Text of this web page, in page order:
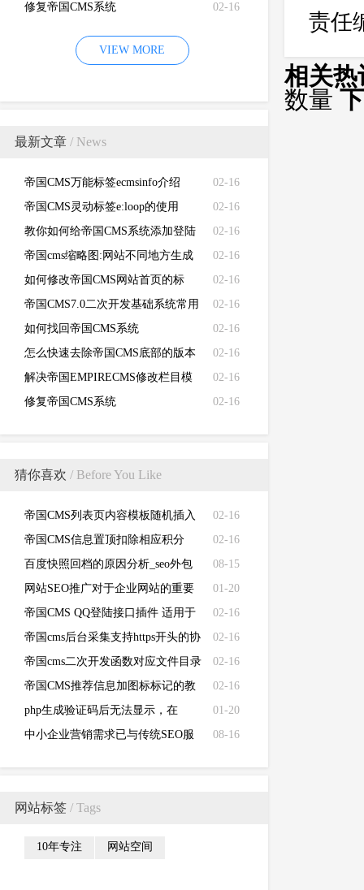
版不生效的问题
02-16
修复帝国CMS系统
VIEW MORE
最新文章 / News
02-16
帝国CMS万能标签ecmsinfo介绍
02-16
帝国CMS灵动标签e:loop的使用
02-16
教你如何给帝国CMS系统添加登陆
失败次数限制
02-16
帝国cms缩略图:网站不同地方生成
不同的缩略图
02-16
如何修改帝国CMS网站首页的标
题、关键词、描述和LOGO
02-16
帝国CMS7.0二次开发基础系统常用
函数功能说明
02-16
如何找回帝国CMS系统
（EMPIRECMS）管理员密码
02-16
怎么快速去除帝国CMS底部的版本
信息？如何去除帝国CMS版权信息
02-16
解决帝国EMPIRECMS修改栏目模
版不生效的问题
02-16
修复帝国CMS系统
猜你喜欢 / Before You Like
02-16
帝国CMS列表页内容模板随机插入
增加广告
02-16
帝国CMS信息置顶扣除相应积分
08-15
百度快照回档的原因分析_seo外包
平台
01-20
网站SEO推广对于企业网站的重要
性
02-16
帝国CMS QQ登陆接口插件 适用于
所有帝国7.2版本
02-16
帝国cms后台采集支持https开头的协
议地址修改方法
02-16
帝国cms二次开发函数对应文件目录
分享
02-16
帝国CMS推荐信息加图标标记的教
程
01-20
php生成验证码后无法显示，在
photoshop下可以看到
08-16
中小企业营销需求已与传统SEO服
网站标签 / Tags
10年专注 网站空间
责任
相关热
数量